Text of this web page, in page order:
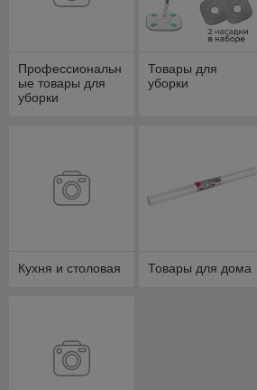
Профессиональн
ые товары для
уборки
Товары для
уборки
Кухня и столовая Товары для дома